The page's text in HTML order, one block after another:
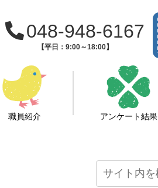
048-948-6167
【平日：9:00～18:00】
職員紹介 アンケート結果